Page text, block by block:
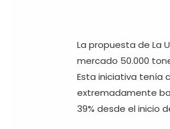
La propuesta de La
mercado 50.000
Esta iniciativa tenía
extremadamente
39% desde el inicio